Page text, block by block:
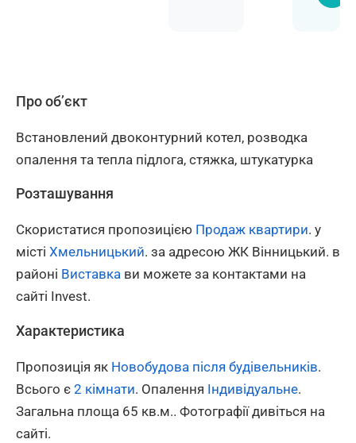
Про об’єкт
Встановлений двоконтурний котел, розводка
опалення та тепла підлога, стяжка, штукатурка
Розташування
Скористатися пропозицією Продаж квартири. у
місті Хмельницький. за адресою ЖК Вінницький. в
районі Виставка ви можете за контактами на
сайті Invest.
Характеристика
Пропозиція як Новобудова після будівельників.
Всього є 2 кімнати. Опалення Індивідуальне.
Загальна площа 65 кв.м.. Фотографії дивіться на
сайті.